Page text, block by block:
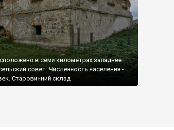
в семи километрах западнее
совет. Численность населения -
Старовинний склад